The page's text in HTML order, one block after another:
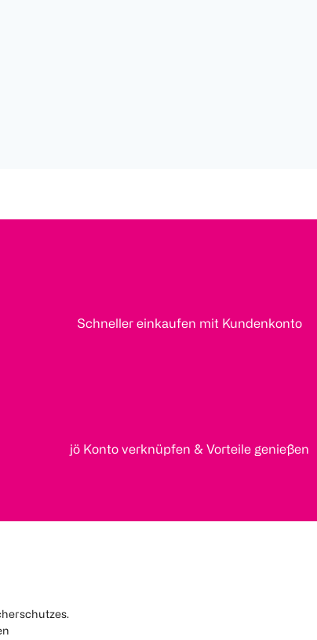
Schneller einkaufen mit Kundenkonto
jö Konto verknüpfen & Vorteile genießen